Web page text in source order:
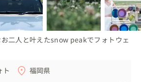
二人と叶えたsnow peakでフォトウェ
ト
福岡県